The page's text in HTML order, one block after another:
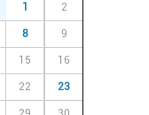
1 2
8 9
15 16
22 23